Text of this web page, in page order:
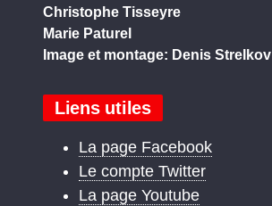
Christophe Tisseyre
Marie Paturel
Image et montage: Denis Strelkov
Liens utiles
La page Facebook
Le compte Twitter
La page Youtube